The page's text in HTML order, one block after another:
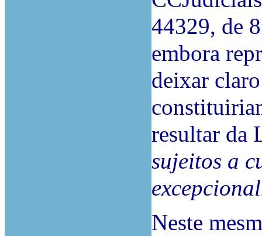
44329, de
embora
deixar
resultar da
sujeitos a
Neste